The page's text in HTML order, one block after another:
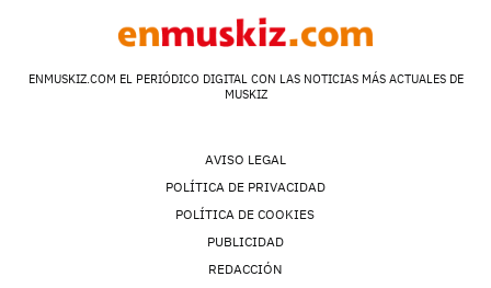
ENMUSKIZ.COM EL PERIÓDICO DIGITAL CON LAS NOTICIAS MÁS ACTUALES DE
MUSKIZ
AVISO LEGAL
POLÍTICA DE PRIVACIDAD
POLÍTICA DE COOKIES
PUBLICIDAD
REDACCIÓN